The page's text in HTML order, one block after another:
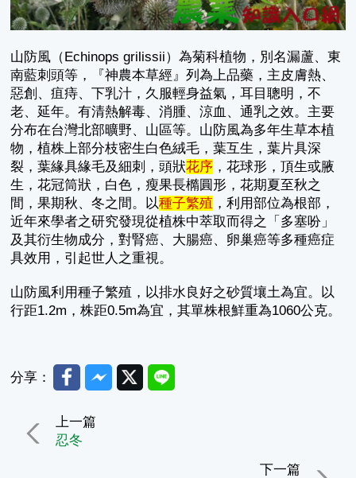
山防風（Echinops grilissii）為菊科植物，別名漏蘆、東
南藍刺頭等，『神農本草經』列為上品藥，主皮膚熱、
惡創、疽痔、下乳汁，久服輕身益氣，耳目聰明，不
老、延年。有清熱解毒、消腫、涼血、通乳之效。主要
分布在台灣北部曠野、山區等。山防風為多年生草本植
物，植株上部分枝密生白色絨毛，葉互生，葉片具深
裂，葉緣具緣毛及細刺，頭狀花序 ，花球形，頂生或腋
生，花冠筒狀，白色，瘦果長橢圓形，花期夏至秋之
間，果期秋、冬之間。以種子繁殖 ，利用部位為根部，
近年來學者之研究發現從植株中萃取而得之「多塞吩」
及其衍生物成分，對腎癌、大腸癌、卵巢癌等多種癌症
具效用，引起世人之重視。
山防風利用種子繁殖，以排水良好之砂質壤土為宜。以
行距1.2m，株距0.5m為宜，其單株根鮮重為1060公克。
分享： FacebookMessenger
TwitterLine
上一篇
忍冬
下一篇